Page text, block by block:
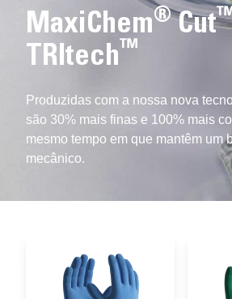
MaxiChem®Cut
TRItech™
Produzidas com a nossa nova
são 30% mais finas e 100% mais
mesmo tempo em que mantêm um
mecânico.